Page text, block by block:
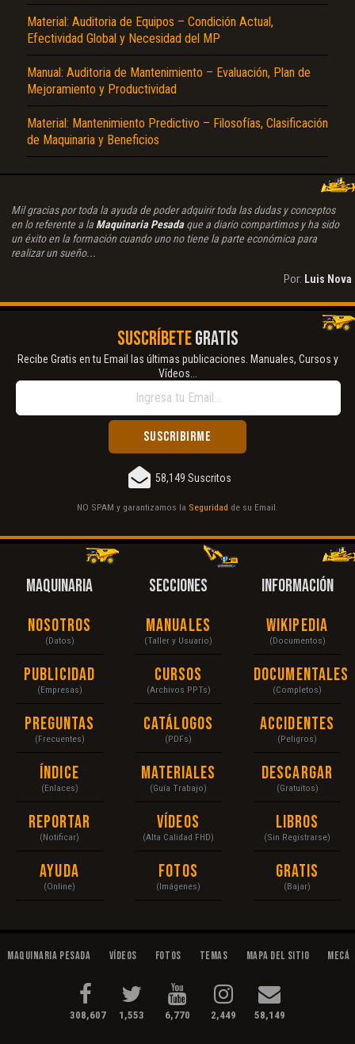
Material: Auditoria de Equipos – Condición Actual,
Efectividad Global y Necesidad del MP
Manual: Auditoria de Mantenimiento – Evaluación, Plan de
Mejoramiento y Productividad
Material: Mantenimiento Predictivo – Filosofías, Clasificación
de Maquinaria y Beneficios
Mil gracias por toda la ayuda de poder adquirir toda las dudas y conceptos
en lo referente a la Maquinaria Pesadaque a diario compartimos y ha sido
un éxito en la formación cuando uno no tiene la parte económica para
realizar un sueño...
Por: Luis Nova
SUSCRÍBETEGRATIS
Recibe Gratis en tu Email las últimas publicaciones. Manuales, Cursos y
Vídeos...
58,149 Suscritos
NO SPAM y garantizamos la Seguridad de su Email.
MAQUINARIA
Nosotros
(Datos)
Publicidad
(Empresas)
Preguntas
(Frecuentes)
Índice
(Enlaces)
Reportar
(Notificar)
Ayuda
(Online)
SECCIONES
Manuales
(Taller y Usuario)
Cursos
(Archivos PPTs)
Catálogos
(PDFs)
Materiales
(Guía Trabajo)
Vídeos
(Alta Calidad FHD)
Fotos
(Imágenes)
INFORMACIÓN
Wikipedia
(Documentos)
Documentales
(Completos)
Accidentes
(Peligros)
Descargar
(Gratuitos)
Libros
(Sin Registrarse)
Gratis
(Bajar)
Maquinaria Pesada Vídeos Fotos Temas Mapa del Sitio
308,607 1,553 6,770 2,449 58,149